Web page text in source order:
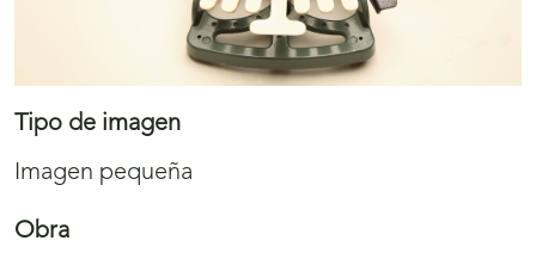
Tipo de imagen
Imagen pequeña
Obra